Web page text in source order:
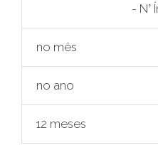
- N°
no mês
no ano
12 meses